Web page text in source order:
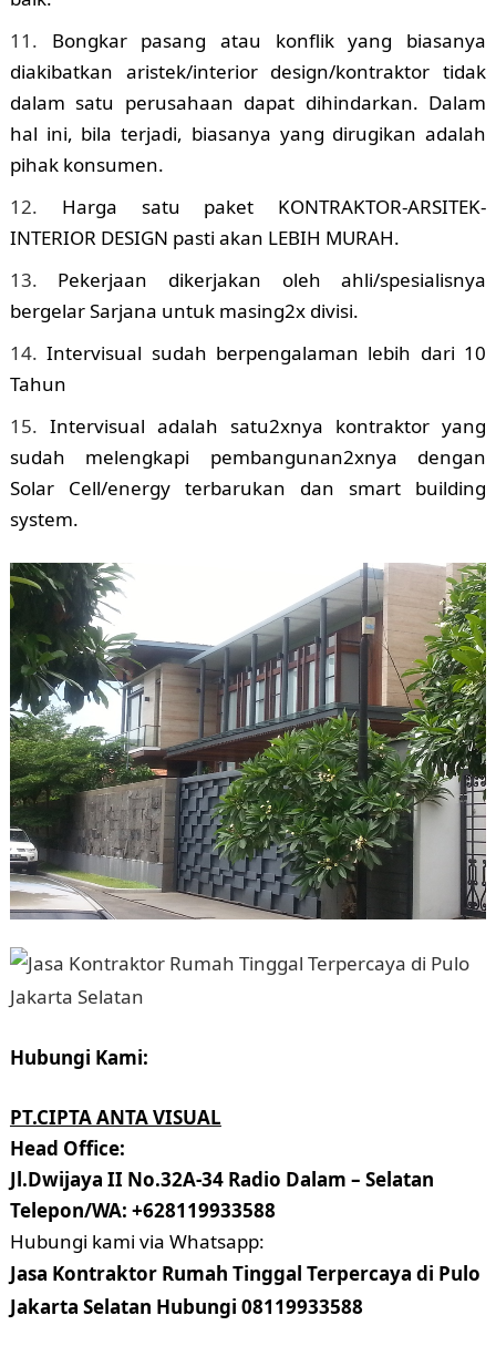
Bongkar pasang atau konflik yang biasanya
diakibatkan aristek/interior design/kontraktor tidak
dalam satu perusahaan dapat dihindarkan. Dalam
hal ini, bila terjadi, biasanya yang dirugikan adalah
pihak konsumen.
Harga satu paket KONTRAKTOR-ARSITEK-
INTERIOR DESIGN pasti akan LEBIH MURAH.
Pekerjaan dikerjakan oleh ahli/spesialisnya
bergelar Sarjana untuk masing2x divisi.
Intervisual sudah berpengalaman lebih dari 10
Tahun
Intervisual adalah satu2xnya kontraktor yang
sudah melengkapi pembangunan2xnya dengan
Solar Cell/energy terbarukan dan smart building
system.
Hubungi Kami:
PT.CIPTA ANTA VISUAL
Head Office:
Jl.Dwijaya II No.32A-34 Radio Dalam – Selatan
Telepon/WA: +628119933588
Hubungi kami via Whatsapp:
Jasa Kontraktor Rumah Tinggal Terpercaya di Pulo
Jakarta Selatan Hubungi 08119933588